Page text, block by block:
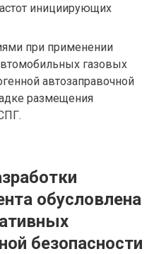
инициирующих
при применении
газовых
автозаправочной
размещения
обусловлена
безопасности